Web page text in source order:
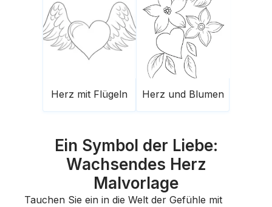
Herz mit Flügeln Herz und Blumen
Ein Symbol der Liebe:
Wachsendes Herz
Malvorlage
Tauchen Sie ein in die Welt der Gefühle mit